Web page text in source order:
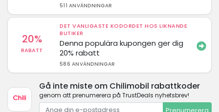
511 ANVÄNDNINGAR
20%
RABATT
DET VANLIGASTE KODORDET HOS LIKNANDE
BUTIKER
Denna populära kupongen ger dig
20% rabatt
586 ANVÄNDNINGAR
Gå inte miste om Chilimobil rabattkoder
genom att prenumerera på TrustDeals nyhetsbrev!